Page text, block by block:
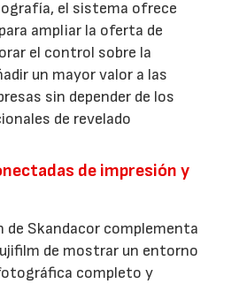
el sistema ofrece
ampliar la oferta de
el control sobre la
un mayor valor a las
sin depender de los
de revelado
de impresión y
de Skandacor complementa
de mostrar un entorno
completo y